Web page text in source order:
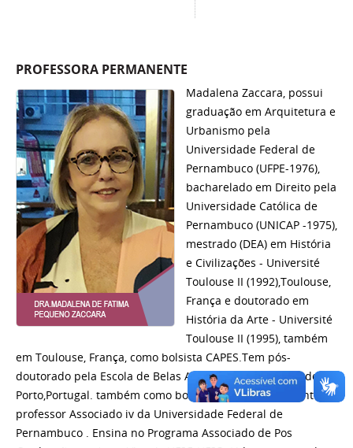
PROFESSORA PERMANENTE
Madalena Zaccara, possui
graduação em Arquitetura e
Urbanismo pela
Universidade Federal de
Pernambuco (UFPE-1976),
bacharelado em Direito pela
Universidade Católica de
Pernambuco (UNICAP -1975),
mestrado (DEA) em História
e Civilizações - Université
Toulouse II (1992),Toulouse,
França e doutorado em
História da Arte - Université
Toulouse II (1995), também
em Toulouse, França, como bolsista CAPES.Tem pós-
doutorado pela Escola de Belas Artes da Universidade de
Porto,Portugal. também como bolsista CAPES. Atualmente é
professor Associado iv da Universidade Federal de
Pernambuco . Ensina no Programa Associado de Pos